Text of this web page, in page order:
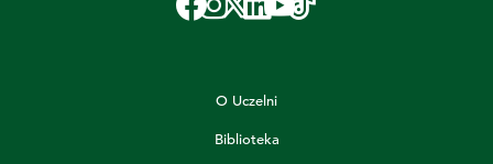
O Uczelni
Biblioteka